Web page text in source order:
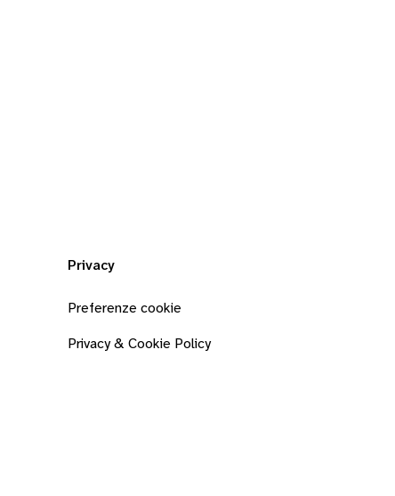
Privacy
Preferenze cookie
Privacy & Cookie Policy